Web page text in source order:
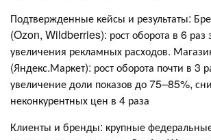
Подтвержденные кейсы и результаты:
(Ozon, Wildberries): рост оборота в 6 раз
увеличения рекламных расходов.
(Яндекс.Маркет): рост оборота почти в 3
увеличение доли показов до 75–85%,
неконкурентных цен в 4 раза
Клиенты и бренды: крупные